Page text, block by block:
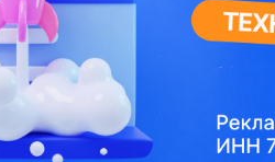
или универсальный вариант дизайна
применения
— ваша фантазия, плюс навыки
инструкция
опытных хозяек
по выбору оптимального